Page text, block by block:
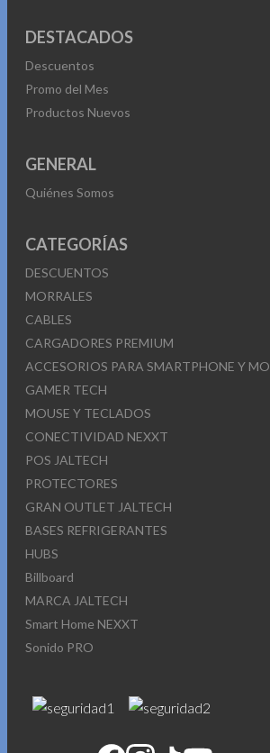
DESTACADOS
Descuentos
Promo del Mes
Productos Nuevos
GENERAL
Quiénes Somos
CATEGORÍAS
DESCUENTOS
MORRALES
CABLES
CARGADORES PREMIUM
ACCESORIOS PARA SMARTPHONE Y
GAMER TECH
MOUSE Y TECLADOS
CONECTIVIDAD NEXXT
POS JALTECH
PROTECTORES
GRAN OUTLET JALTECH
BASES REFRIGERANTES
HUBS
Billboard
MARCA JALTECH
Smart Home NEXXT
Sonido PRO